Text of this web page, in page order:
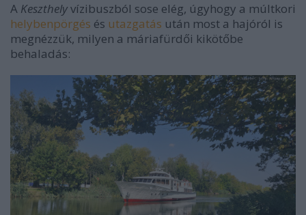
A Keszthelyvízibuszból sose elég, úgyhogy a múltkori
helybenpörgés és utazgatás után most a hajóról is
megnézzük, milyen a máriafürdői kikötőbe
behaladás: